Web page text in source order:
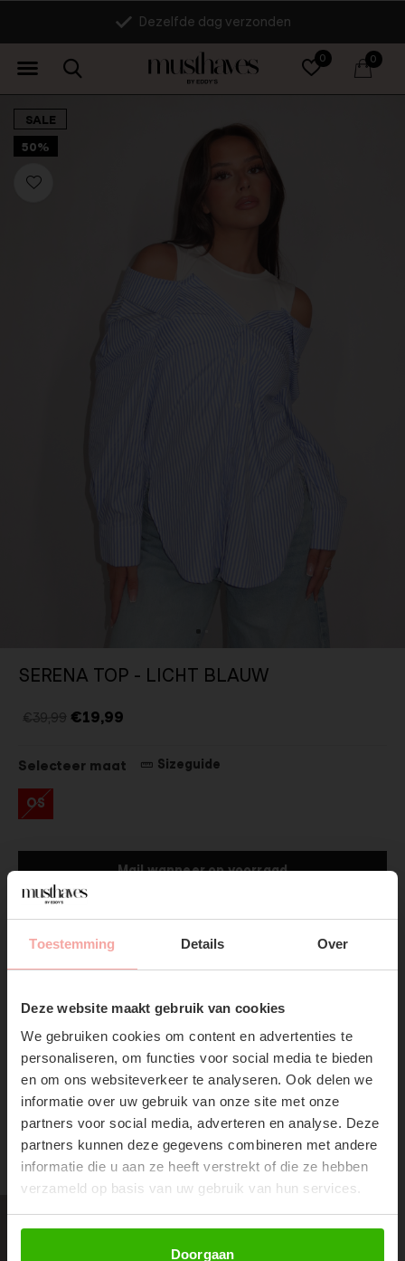
Toestemming Details Over
Deze website maakt gebruik van cookies
We gebruiken cookies om content en advertenties te
personaliseren, om functies voor social media te bieden
en om ons websiteverkeer te analyseren. Ook delen we
informatie over uw gebruik van onze site met onze
partners voor social media, adverteren en analyse. Deze
partners kunnen deze gegevens combineren met andere
informatie die u aan ze heeft verstrekt of die ze hebben
verzameld op basis van uw gebruik van hun services.
Doorgaan
SUBSCRIBE NOW & GET
10% OFF YOUR FIRST
ORDER!
Don't miss out on our trendy new drops or exclusive
0 0
Dezelfde dag verzonden
SALE
50%
SERENA TOP - LICHT BLAUW
€39,99 €19,99
Selecteer maat Sizeguide
OS
Mail wanneer op voorraad
Gratis verzendingVanaf €75,-
Verzenden & Retourneren
RECENTE ARTIKELEN
50%